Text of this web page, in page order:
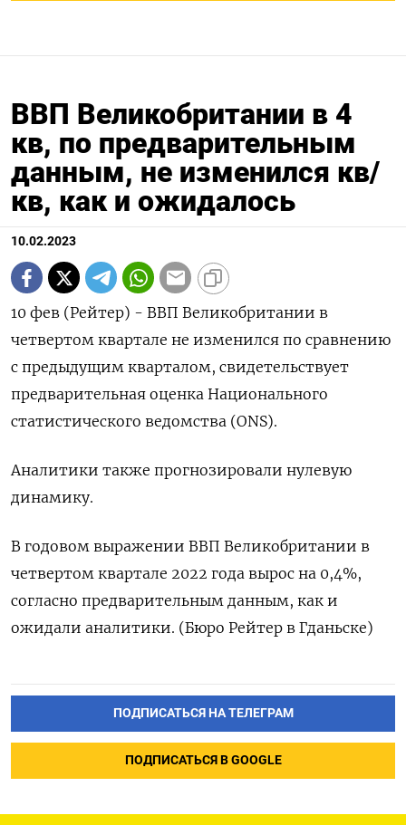
ВВП Великобритании в 4
кв, по предварительным
данным, не изменился кв/
кв, как и ожидалось
10.02.2023
10 фев (Рейтер) - ВВП Великобритании в
четвертом квартале не изменился по сравнению
с предыдущим кварталом, свидетельствует
предварительная оценка Национального
статистического ведомства (ONS).
Аналитики также прогнозировали нулевую
динамику.
В годовом выражении ВВП Великобритании в
четвертом квартале 2022 года вырос на 0,4%,
согласно предварительным данным, как и
ожидали аналитики. (Бюро Рейтер в Гданьске)
ПОДПИСАТЬСЯ НА ТЕЛЕГРАМ
ПОДПИСАТЬСЯ В GOOGLE